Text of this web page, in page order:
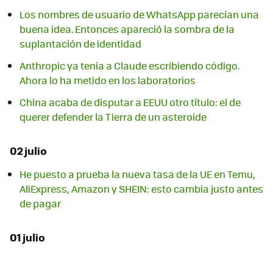
Los nombres de usuario de WhatsApp parecían una
buena idea. Entonces apareció la sombra de la
suplantación de identidad
Anthropic ya tenía a Claude escribiendo código.
Ahora lo ha metido en los laboratorios
China acaba de disputar a EEUU otro título: el de
querer defender la Tierra de un asteroide
02 julio
He puesto a prueba la nueva tasa de la UE en Temu,
AliExpress, Amazon y SHEIN: esto cambia justo antes
de pagar
01 julio